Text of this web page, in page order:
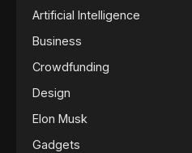
Artificial Intelligence
Business
Crowdfunding
Design
Elon Musk
Gadgets